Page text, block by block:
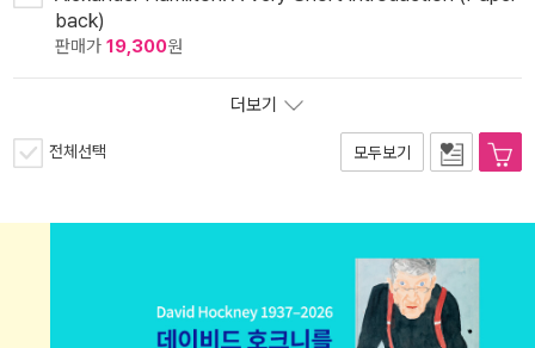
back)
판매가 19,300원
더보기
전체선택 모두보기